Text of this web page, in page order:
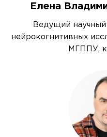
Елена
Ведущий
нейрокогнитивных
МГППУ,